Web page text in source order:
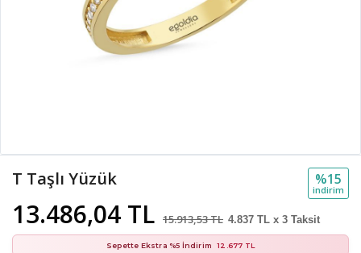
T Taşlı Yüzük
13.486,04 TL 15.913,53 TL
%15
i̇ndi̇ri̇m
4.837 TL x 3 Taksit
Sepette Ekstra %5 İndirim 12.677 TL